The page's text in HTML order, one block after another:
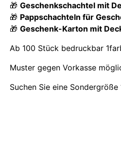
🎁 Geschenkschachtel mit
🎁 Pappschachteln für
🎁 Geschenk-Karton mit
Ab 100 Stück bedruckbar
Muster gegen Vorkasse
Suchen Sie eine